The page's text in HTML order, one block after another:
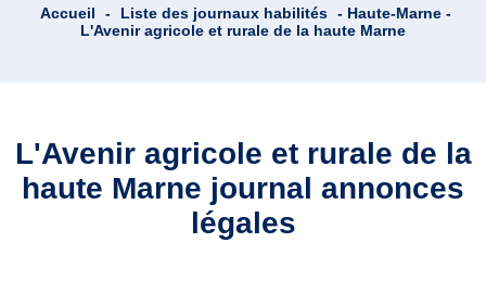
Accueil - Liste des journaux habilités - Haute-Marne -
L'Avenir agricole et rurale de la haute Marne
L'Avenir agricole et rurale de la
haute Marne journal annonces
légales